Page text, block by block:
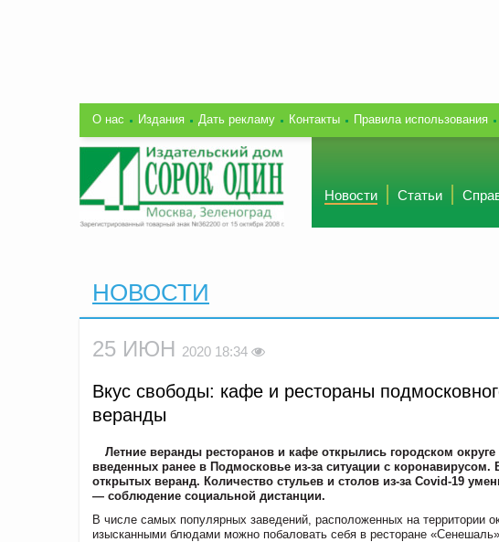
О нас Издания Дать рекламу Контакты Правила использования
Новости Статьи
НОВОСТИ
25 ИЮН 2020 18:34
Вкус свободы: кафе и рестораны
веранды
Летние веранды ресторанов и кафе открылись городском
введенных ранее в Подмосковье из-за ситуации с
открытых веранд. Количество стульев и столов из-за Covid-19
— соблюдение социальной дистанции.
В числе самых популярных заведений, расположенных на территории
изысканными блюдами можно побаловать себя в ресторане «Сенешаль».